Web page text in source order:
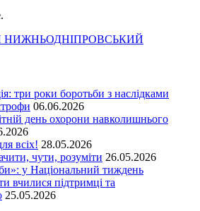
три роки боротьби з наслідками
06.06.2026
день охорони навколишнього
всіх! 28.05.2026
чути, розуміти 26.05.2026
у Національний тиждень
вчилися підтримці та
25.05.2026